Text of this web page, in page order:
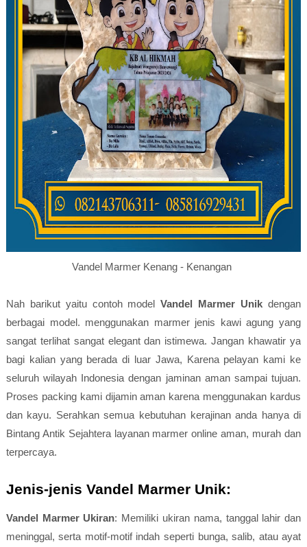
Vandel Marmer Kenang - Kenangan
Nah barikut yaitu contoh modelVandel Marmer Unik dengan
berbagai model. menggunakan marmer jenis kawi agung yang
sangat terlihat sangat elegant dan istimewa. Jangan khawatir ya
bagi kalian yang berada di luar Jawa, Karena pelayan kami ke
seluruh wilayah Indonesia dengan jaminan aman sampai tujuan.
Proses packing kami dijamin aman karena menggunakan kardus
dan kayu. Serahkan semua kebutuhan kerajinan anda hanya di
Bintang Antik Sejahtera layanan marmer online aman, murah dan
terpercaya.
Jenis-jenis Vandel Marmer Unik:
Vandel Marmer Ukiran: Memiliki ukiran nama, tanggal lahir dan
meninggal, serta motif-motif indah seperti bunga, salib, atau ayat